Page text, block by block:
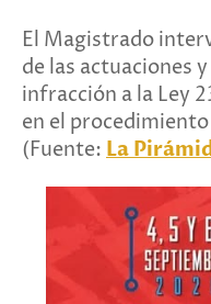
El Magistrado
de las actuaciones
infracción a la Ley
en el procedimiento
(Fuente: La